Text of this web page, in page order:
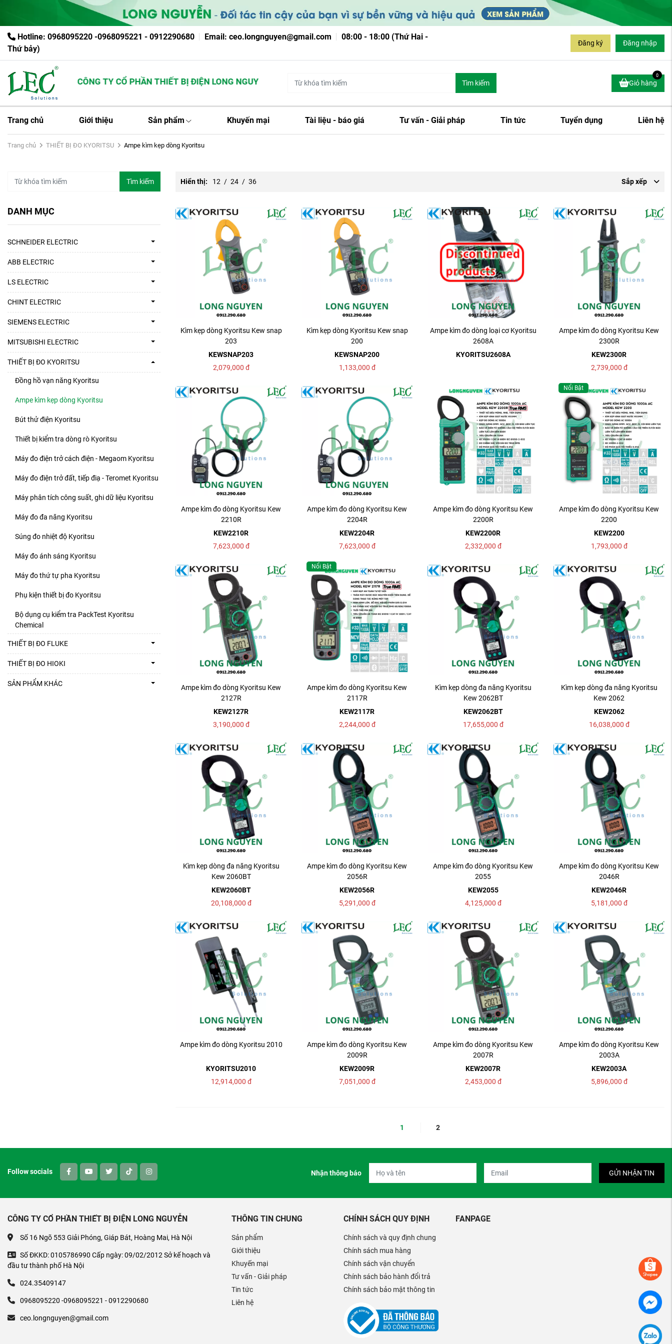
Hotline: 0968095220 -0968095221 - 0912290680 Email: ceo.longnguyen@gmail.com
08:00 - 18:00 (Thứ Hai -
Thứ bảy)
Đăng ký Đăng nhập
CÔNG TY CỔ PHẦN THIẾT BỊ ĐIỆN LONG NGUYỄN Tìm kiếm Giỏ hàng
0
Trang chủ Giới thiệu Sản phẩm Khuyến mại Tài liệu - báo giá Tư vấn - Giải pháp Tin tức Tuyển dụng Liên hệ
Trang chủ THIẾT BỊ ĐO KYORITSU Ampe kìm kẹp dòng Kyoritsu
Tìm kiếm
DANH MỤC
SCHNEIDER ELECTRIC
ABB ELECTRIC
LS ELECTRIC
CHINT ELECTRIC
SIEMENS ELECTRIC
MITSUBISHI ELECTRIC
THIẾT BỊ ĐO KYORITSU
Đồng hồ vạn năng Kyoritsu
Ampe kìm kẹp dòng Kyoritsu
Bút thử điện Kyoritsu
Thiết bị kiểm tra dòng rò Kyoritsu
Máy đo điện trở cách điện - Megaom Kyoritsu
Máy đo điện trở đất, tiếp điạ - Teromet Kyoritsu
Máy phân tích công suất, ghi dữ liệu Kyoritsu
Máy đo đa năng Kyoritsu
Súng đo nhiệt độ Kyoritsu
Máy đo ánh sáng Kyoritsu
Máy đo thứ tự pha Kyoritsu
Phụ kiện thiết bị đo Kyoritsu
Bộ dụng cụ kiểm tra PackTest Kyoritsu
Chemical
THIẾT BỊ ĐO FLUKE
THIẾT BỊ ĐO HIOKI
SẢN PHẨM KHÁC
Hiển thị: 12 / 24 / 36 Sắp xếp
Kìm kẹp dòng Kyoritsu Kew snap
203
KEWSNAP203
2,079,000 đ
Kìm kẹp dòng Kyoritsu Kew snap
200
KEWSNAP200
1,133,000 đ
Ampe kìm đo dòng loại cơ Kyoritsu
2608A
KYORITSU2608A
Ampe kìm đo dòng Kyoritsu Kew
2300R
KEW2300R
2,739,000 đ
Ampe kìm đo dòng Kyoritsu Kew
2210R
KEW2210R
7,623,000 đ
Ampe kìm đo dòng Kyoritsu Kew
2204R
KEW2204R
7,623,000 đ
Ampe kìm đo dòng Kyoritsu Kew
2200R
KEW2200R
2,332,000 đ
Nổi Bật
Ampe kìm đo dòng Kyoritsu Kew
2200
KEW2200
1,793,000 đ
Ampe kìm đo dòng Kyoritsu Kew
2127R
KEW2127R
3,190,000 đ
Nổi Bật
Ampe kìm đo dòng Kyoritsu Kew
2117R
KEW2117R
2,244,000 đ
Kìm kẹp dòng đa năng Kyoritsu
Kew 2062BT
KEW2062BT
17,655,000 đ
Kìm kẹp dòng đa năng Kyoritsu
Kew 2062
KEW2062
16,038,000 đ
Kìm kẹp dòng đa năng Kyoritsu
Kew 2060BT
KEW2060BT
20,108,000 đ
Ampe kìm đo dòng Kyoritsu Kew
2056R
KEW2056R
5,291,000 đ
Ampe kìm đo dòng Kyoritsu Kew
2055
KEW2055
4,125,000 đ
Ampe kìm đo dòng Kyoritsu Kew
2046R
KEW2046R
5,181,000 đ
Ampe kìm đo dòng Kyoritsu 2010
KYORITSU2010
12,914,000 đ
Ampe kìm đo dòng Kyoritsu Kew
2009R
KEW2009R
7,051,000 đ
Ampe kìm đo dòng Kyoritsu Kew
2007R
KEW2007R
2,453,000 đ
Ampe kìm đo dòng Kyoritsu Kew
2003A
KEW2003A
5,896,000 đ
1 2
Follow socials Nhận thông báo GỬI NHẬN TIN
CÔNG TY CỔ PHẦN THIẾT BỊ ĐIỆN LONG NGUYỄN
Số 16 Ngõ 553 Giải Phóng, Giáp Bát, Hoàng Mai, Hà Nội
Số ĐKKD: 0105786990 Cấp ngày: 09/02/2012 Sở kế hoạch và
đầu tư thành phố Hà Nội
024.35409147
0968095220 -0968095221 - 0912290680
ceo.longnguyen@gmail.com
THÔNG TIN CHUNG
Sản phẩm
Giới thiệu
Khuyến mại
Tư vấn - Giải pháp
Tin tức
Liên hệ
CHÍNH SÁCH QUY ĐỊNH
Chính sách và quy định chung
Chính sách mua hàng
Chính sách vận chuyển
Chính sách bảo hành đổi trả
Chính sách bảo mật thông tin
FANPAGE